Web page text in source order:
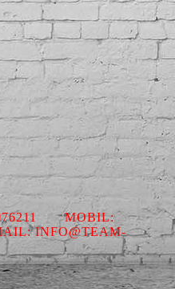
976211 MOBIL:
INFO@TEAM-